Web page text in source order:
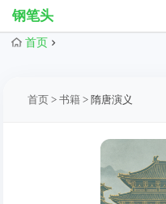
钢笔头
首页
首页 >书籍 > 隋唐演义